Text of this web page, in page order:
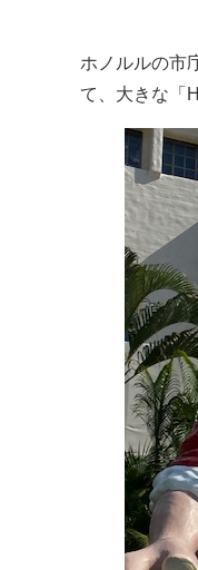
ホノルルの市
て、大きな「